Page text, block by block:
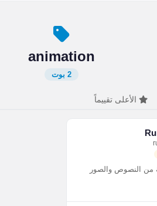
animation
2 بوت
الأعلى تقييماً
من النصوص والصور